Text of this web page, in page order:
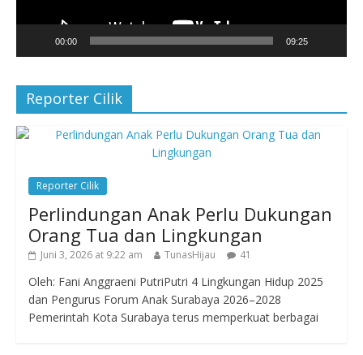
00:00 09:25
Reporter Cilik
Reporter Cilik
Perlindungan Anak Perlu Dukungan
Orang Tua dan Lingkungan
Juni 3, 2026 at 9:22 am TunasHijau 41
Oleh: Fani Anggraeni PutriPutri 4 Lingkungan Hidup 2025
dan Pengurus Forum Anak Surabaya 2026–2028
Pemerintah Kota Surabaya terus memperkuat berbagai